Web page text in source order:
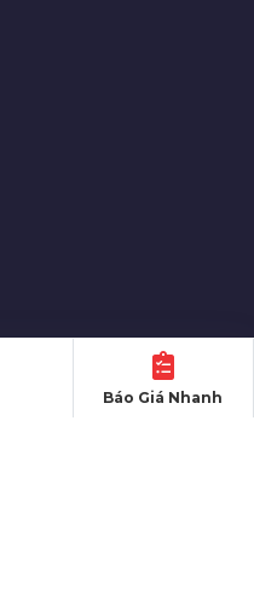
Báo Giá Nhanh